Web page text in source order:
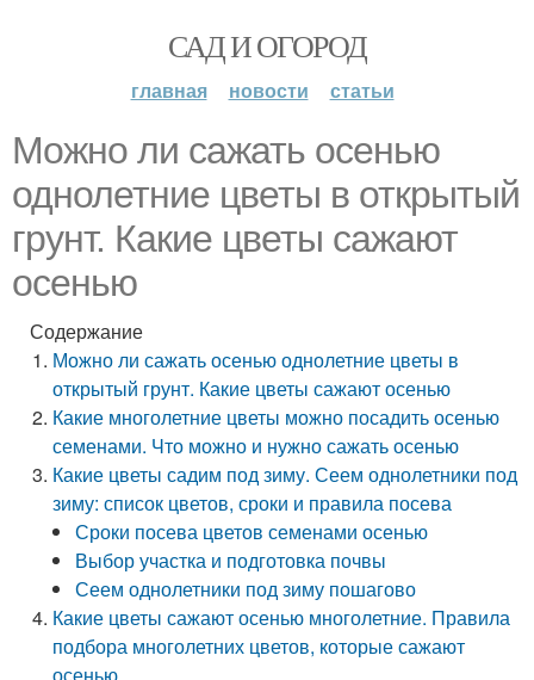
САД И ОГОРОД
главная новости статьи
Можно ли сажать осенью
однолетние цветы в открытый
грунт. Какие цветы сажают
осенью
Содержание
Можно ли сажать осенью однолетние цветы в
открытый грунт. Какие цветы сажают осенью
Какие многолетние цветы можно посадить осенью
семенами. Что можно и нужно сажать осенью
Какие цветы садим под зиму. Сеем однолетники под
зиму: список цветов, сроки и правила посева
Сроки посева цветов семенами осенью
Выбор участка и подготовка почвы
Сеем однолетники под зиму пошагово
Какие цветы сажают осенью многолетние. Правила
подбора многолетних цветов, которые сажают